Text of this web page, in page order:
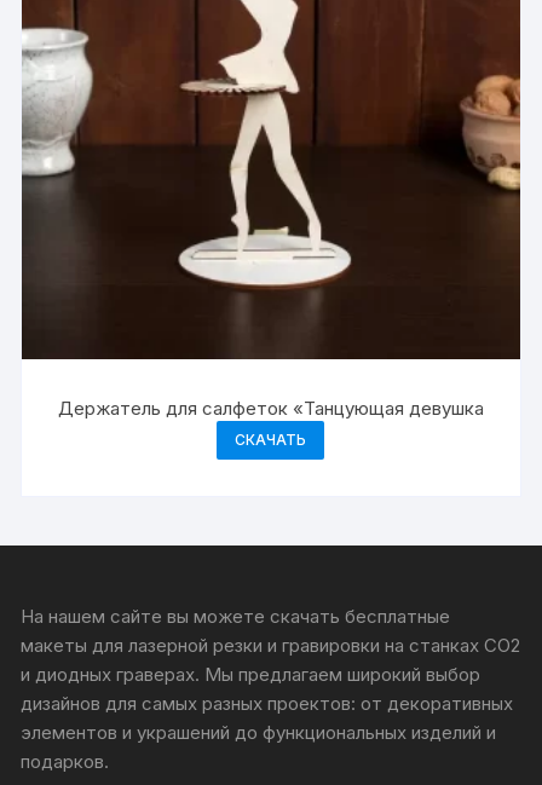
Держатель для салфеток «Танцующая девушка
СКАЧАТЬ
На нашем сайте вы можете скачать бесплатные
макеты для лазерной резки и гравировки на станках CO2
и диодных граверах. Мы предлагаем широкий выбор
дизайнов для самых разных проектов: от декоративных
элементов и украшений до функциональных изделий и
подарков.